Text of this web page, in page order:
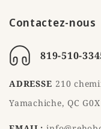
Contactez-nous
819-510-
ADRESSE 210
Yamachiche, QC